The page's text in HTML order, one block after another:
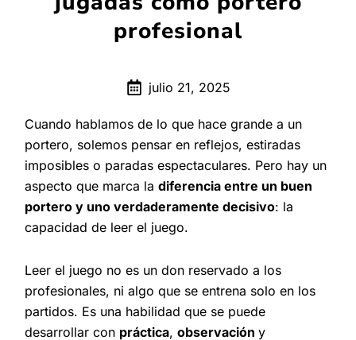
profesional
julio 21, 2025
Cuando hablamos de lo que hace grande a un
portero, solemos pensar en reflejos, estiradas
imposibles o paradas espectaculares. Pero hay un
aspecto que marca ladiferencia entre un buen
portero y uno verdaderamente decisivo: la
capacidad de leer el juego.
Leer el juego no es un don reservado a los
profesionales, ni algo que se entrena solo en los
partidos. Es una habilidad que se puede
desarrollar con práctica,observacióny